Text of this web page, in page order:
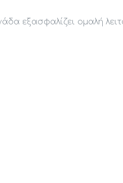
εξασφαλίζει ομαλή